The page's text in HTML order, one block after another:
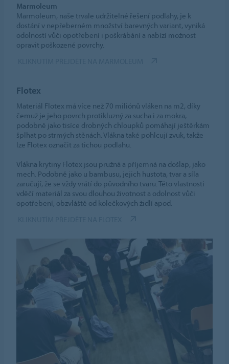
Marmoleum
Marmoleum, naše trvale udržitelné řešení podlahy, je k
dostání v nepřeberném množství barevných variant, vyniká
odolností vůči opotřebení i poškrábání a nabízí možnost
opravit poškozené povrchy.
Flotex
Materiál Flotex má více než 70 miliónů vláken na m2, díky
čemuž je jeho povrch protikluzný za sucha i za mokra,
podobně jako tisíce drobných chloupků pomáhají ještěrkám
šplhat po strmých stěnách. Vlákna také pohlcují zvuk, takže
lze Flotex označit za tichou podlahu.
Vlákna krytiny Flotex jsou pružná a příjemná na došlap, jako
mech. Podobně jako u bambusu, jejich hustota, tvar a síla
zaručují, že se vždy vrátí do původního tvaru. Této vlastnosti
vděčí materiál za svou dlouhou životnost a odolnost vůči
opotřebení, obzvláště od kolečkových židlí apod.